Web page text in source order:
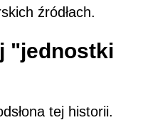
źródłach.
"jednostki
tej historii.